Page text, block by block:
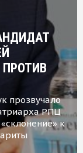
прозвучало
РПЦ
к